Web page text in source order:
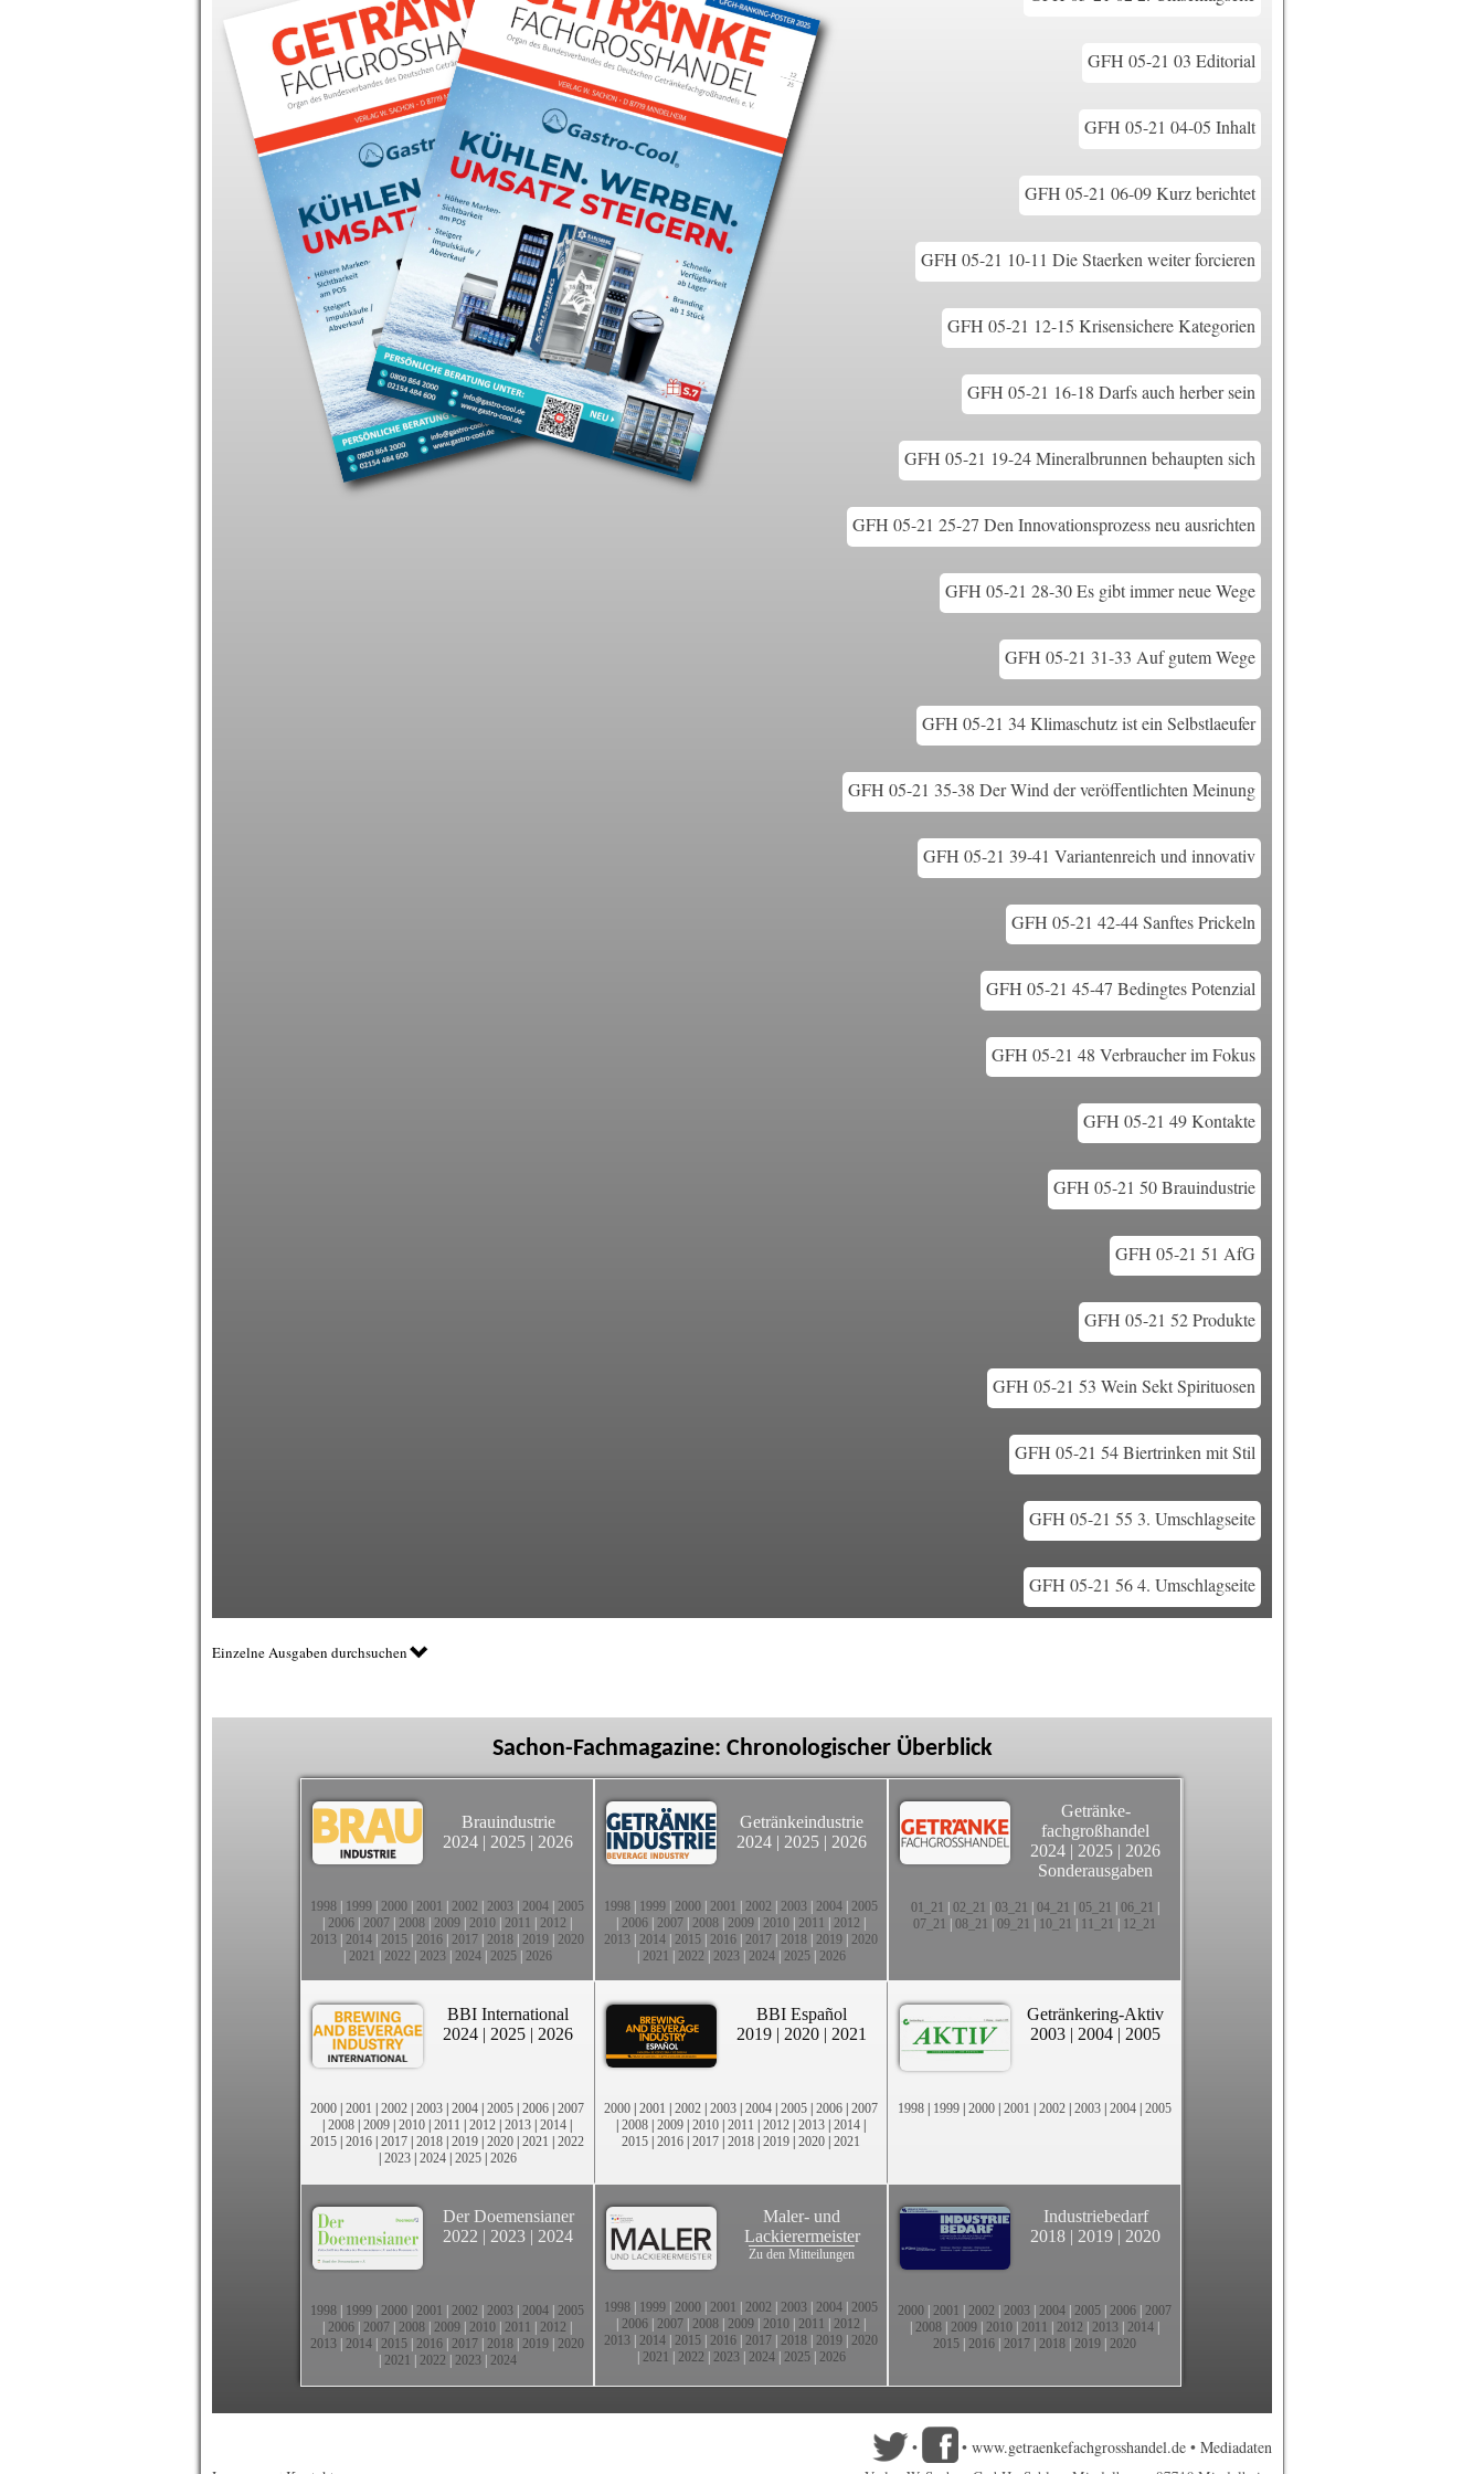
GFH 05-21 03 Editorial
GFH 05-21 04-05 Inhalt
GFH 05-21 06-09 Kurz berichtet
GFH 05-21 10-11 Die Staerken weiter forcieren
GFH 05-21 12-15 Krisensichere Kategorien
GFH 05-21 16-18 Darfs auch herber sein
GFH 05-21 19-24 Mineralbrunnen behaupten sich
GFH 05-21 25-27 Den Innovationsprozess neu ausrichten
GFH 05-21 28-30 Es gibt immer neue Wege
GFH 05-21 31-33 Auf gutem Wege
GFH 05-21 34 Klimaschutz ist ein Selbstlaeufer
GFH 05-21 35-38 Der Wind der veröffentlichten Meinung
GFH 05-21 39-41 Variantenreich und innovativ
GFH 05-21 42-44 Sanftes Prickeln
GFH 05-21 45-47 Bedingtes Potenzial
GFH 05-21 48 Verbraucher im Fokus
GFH 05-21 49 Kontakte
GFH 05-21 50 Brauindustrie
GFH 05-21 51 AfG
GFH 05-21 52 Produkte
GFH 05-21 53 Wein Sekt Spirituosen
GFH 05-21 54 Biertrinken mit Stil
GFH 05-21 55 3. Umschlagseite
GFH 05-21 56 4. Umschlagseite
Einzelne Ausgaben durchsuchen
Sachon-Fachmagazine: Chronologischer Überblick
Brauindustrie
2024 | 2025 | 2026
1998 1999 2000 2001 2002 2003 2004 2005
2006 2007 2008 2009 2010 2011 2012
2013 2014 2015 2016 2017 2018 2019 2020
2021 2022 2023| 2024| 2025| 2026
Getränkeindustrie
2024 | 2025 | 2026
1998 1999 2000 2001 2002 2003 2004 2005
2006 2007 2008 2009 2010 2011 2012
2013 2014 2015 2016 2017 2018 2019 2020
2021 2022 2023| 2024| 2025| 2026
Getränke-
fachgroßhandel
2024 | 2025 | 2026
Sonderausgaben
01_21 02_21 03_21 04_21 05_21 06_21
07_21
08_21 09_21 10_21 11_21 12_21
BBI International
2024 | 2025 | 2026
2000 | 2001 | 2002 | 2003 | 2004 | 2005 | 2006 | 2007
| 2008 | 2009 | 2010 | 2011 | 2012 | 2013 | 2014 |
2015 | 2016 | 2017 | 2018 | 2019 | 2020 | 2021 | 2022
| 2023| 2024| 2025| 2026
BBI Español
2019 | 2020 | 2021
2000 | 2001 | 2002 | 2003 | 2004 | 2005 | 2006 | 2007
| 2008 | 2009 | 2010 | 2011 | 2012 | 2013 | 2014 |
2015 | 2016 | 2017 | 2018 | 2019 | 2020 | 2021
Getränkering-Aktiv
2003 | 2004 | 2005
1998 | 1999 | 2000 | 2001 | 2002 | 2003 | 2004 | 2005
Der Doemensianer
2022 | 2023 | 2024
1998 1999 2000 2001 2002 2003 2004 2005
2006 2007 2008 2009 2010 2011 2012
2013 2014 2015 2016 2017 2018 2019 2020
2021 2022 2023| 2024
Maler- und
Lackierermeister
Zu den Mitteilungen
1998 1999 2000 2001 2002 2003 2004 2005
2006 2007 2008 2009 2010 2011 2012
2013 2014 2015 2016 2017 2018 2019 2020
2021 2022 2023| 2024| 2025| 2026
Industriebedarf
2018 | 2019 | 2020
2000 2001 2002 2003 2004 2005 2006 2007
2008 2009 2010 2011 2012 2013 2014
2015 2016 2017 2018 2019 2020
• • www.getraenkefachgrosshandel.de • Mediadaten